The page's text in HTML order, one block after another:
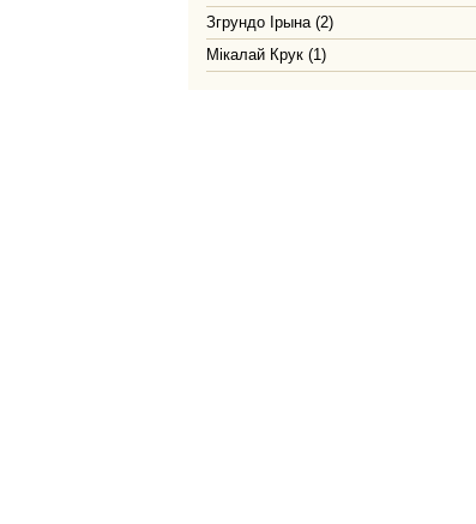
Згрундо Ірына (2)
Мікалай Крук (1)